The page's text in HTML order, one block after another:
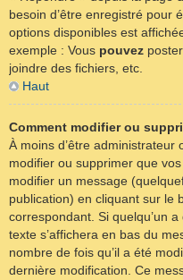
besoin d’être enregistré pour
options disponibles est
exemple : Vous pouvez
joindre des fichiers, etc.
Haut
Comment modifier ou
À moins d’être
modifier ou supprimer que
modifier un message
publication) en cliquant sur le
correspondant. Si quelqu’un
texte s’affichera en bas du
nombre de fois qu’il a été
dernière modification. Ce